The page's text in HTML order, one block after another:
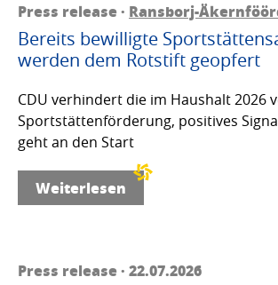
Press release · Ransborj-
Bereits bewilligte
werden dem Rotstift geopfert
CDU verhindert die im Haushalt 2026
Sportstättenförderung, positives
geht an den Start
Weiterlesen
Press release · 22.07.2026